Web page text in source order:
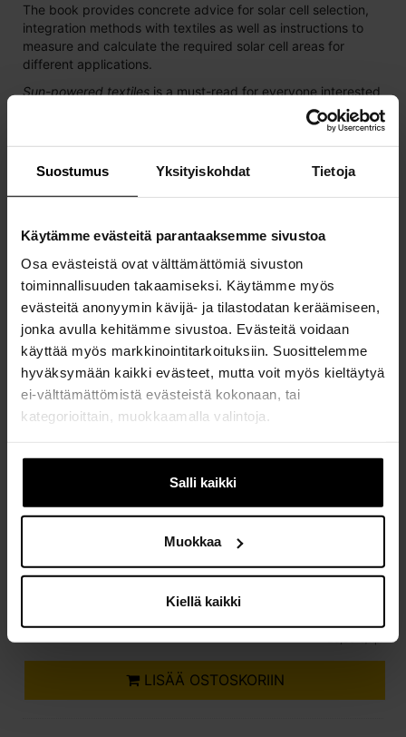
Suostumus Yksityiskohdat Tietoja
Käytämme evästeitä parantaaksemme sivustoa
Osa evästeistä ovat välttämättömiä sivuston
toiminnallisuuden takaamiseksi. Käytämme myös
evästeitä anonyymin kävijä- ja tilastodatan keräämiseen,
jonka avulla kehitämme sivustoa. Evästeitä voidaan
käyttää myös markkinointitarkoituksiin. Suosittelemme
hyväksymään kaikki evästeet, mutta voit myös kieltäytyä
ei-välttämättömistä evästeistä kokonaan, tai
kategorioittain, muokkaamalla valintoja.
Jos muutat mielesi myöhemmin, voit muokata asetuksia
evästeasetusten alla, sivun alalaidassa.
Salli kaikki
Muokkaa
Kiellä kaikki
The book provides concrete advice for solar cell selection,
integration methods with textiles as well as instructions to
measure and calculate the required solar cell areas for
different applications.
Sun-powered textilesis a must-read for everyone interested
in learning about designing and manufacturing energy-
kpl
LISÄÄ OSTOSKORIIN